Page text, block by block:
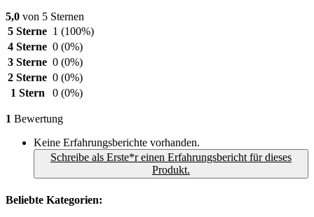
5,0 von 5 Sternen
5 Sterne 1 (100%)
4 Sterne 0 (0%)
3 Sterne 0 (0%)
2 Sterne 0 (0%)
1 Stern
0 (0%)
1 Bewertung
Keine Erfahrungsberichte vorhanden.
Schreibe als Erste*r einen Erfahrungsbericht für dieses
Produkt.
Beliebte Kategorien: